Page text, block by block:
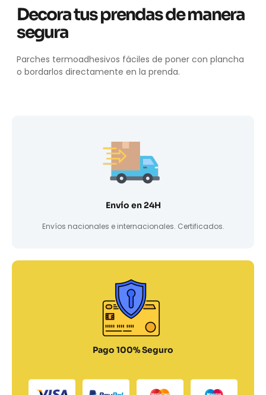
Decora tus prendas de manera
segura
Parches termoadhesivos fáciles de poner con plancha
o bordarlos directamente en la prenda.
Envío en 24H
Envíos nacionales e internacionales. Certificados.
Pago 100% Seguro